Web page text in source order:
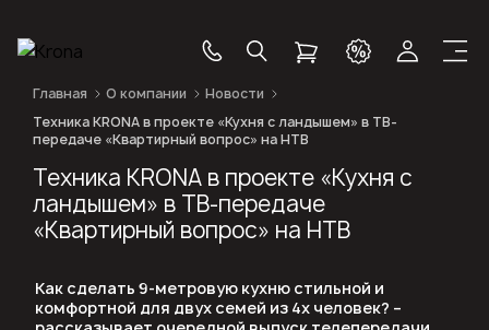
Главная О компании
Новости
Техника KRONA в проекте «Кухня с ландышем» в ТВ-
передаче «Квартирный вопрос» на НТВ
Техника KRONA в проекте «Кухня с
ландышем» в ТВ-передаче
«Квартирный вопрос» на НТВ
Как сделать 9-метровую кухню стильной и
комфортной для двух семей из 4х человек? –